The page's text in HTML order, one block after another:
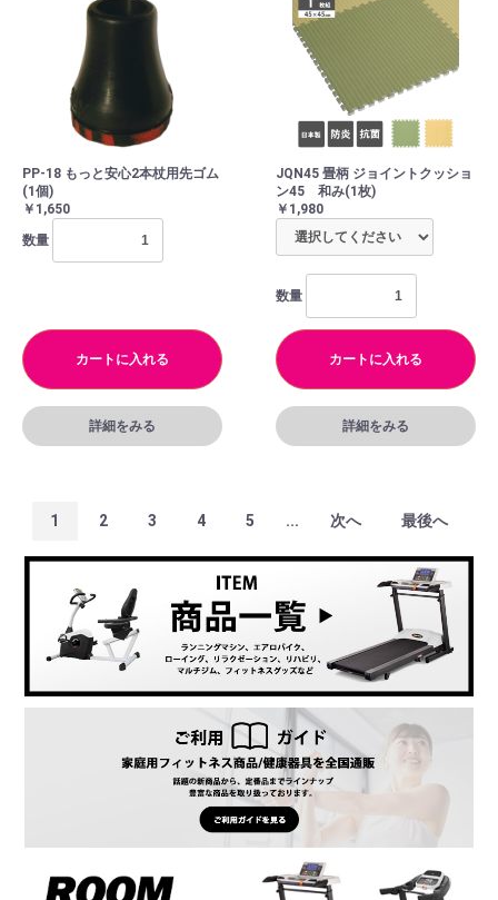
PP-18 もっと安心2本杖用先ゴム
(1個)
￥1,650
数量
カートに入れる
詳細をみる
JQN45 畳柄 ジョイントクッショ
ン45 和み(1枚)
￥1,980
数量
カートに入れる
詳細をみる
1 2 3 4 5 ... 次へ 最後へ